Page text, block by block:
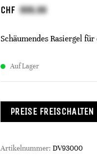
CHF
Schäumendes Rasiergel
Auf Lager
PREISE FREISCHALTEN
Artikelnummer: DV93000